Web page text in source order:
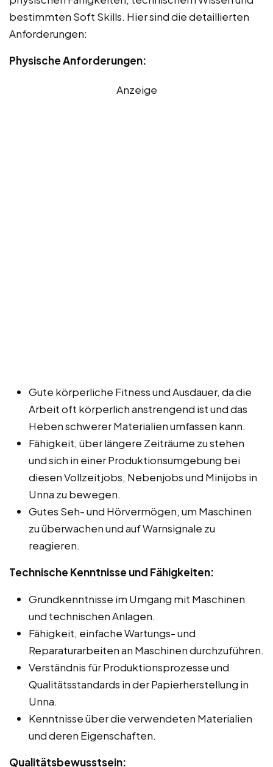
bestimmten Soft Skills. Hier sind die detaillierten
Anforderungen:
Physische Anforderungen:
Anzeige
Gute körperliche Fitness und Ausdauer, da die
Arbeit oft körperlich anstrengend ist und das
Heben schwerer Materialien umfassen kann.
Fähigkeit, über längere Zeiträume zu stehen
und sich in einer Produktionsumgebung bei
diesen Vollzeitjobs, Nebenjobs und Minijobs in
Unna zu bewegen.
Gutes Seh- und Hörvermögen, um Maschinen
zu überwachen und auf Warnsignale zu
reagieren.
Technische Kenntnisse und Fähigkeiten:
Grundkenntnisse im Umgang mit Maschinen
und technischen Anlagen.
Fähigkeit, einfache Wartungs- und
Reparaturarbeiten an Maschinen durchzuführen.
Verständnis für Produktionsprozesse und
Qualitätsstandards in der Papierherstellung in
Unna.
Kenntnisse über die verwendeten Materialien
und deren Eigenschaften.
Qualitätsbewusstsein: